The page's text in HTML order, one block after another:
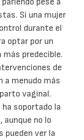
Si una mujer
durante el
optar por un
predecible.
de
a menudo más
vaginal.
soportado la
no lo
pueden ver la